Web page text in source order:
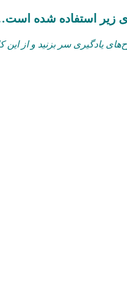
زیر استفاده شده
یادگیری سر بزنید و از این